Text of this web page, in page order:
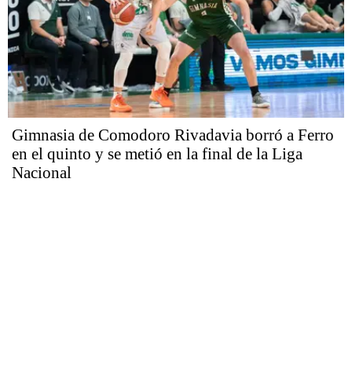
Gimnasia de Comodoro Rivadavia borró a Ferro
en el quinto y se metió en la final de la Liga
Nacional